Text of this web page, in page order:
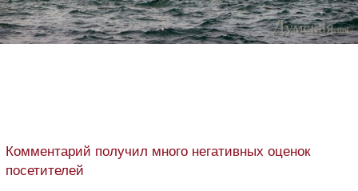
Комментарий получил много негативных оценок
посетителей